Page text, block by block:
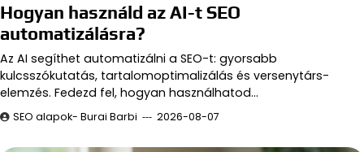
Hogyan használd az AI-t SEO
automatizálásra?
Az AI segíthet automatizálni a SEO-t: gyorsabb
kulcsszókutatás, tartalomoptimalizálás és versenytárs-
elemzés. Fedezd fel, hogyan használhatod…
SEO alapok- Burai Barbi 2026-08-07